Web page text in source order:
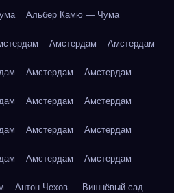
Альбер Камю — Чума
Амстердам Амстердам
Амстердам Амстердам
Амстердам Амстердам
Амстердам Амстердам
Амстердам Амстердам
Антон Чехов — Вишнёвый сад